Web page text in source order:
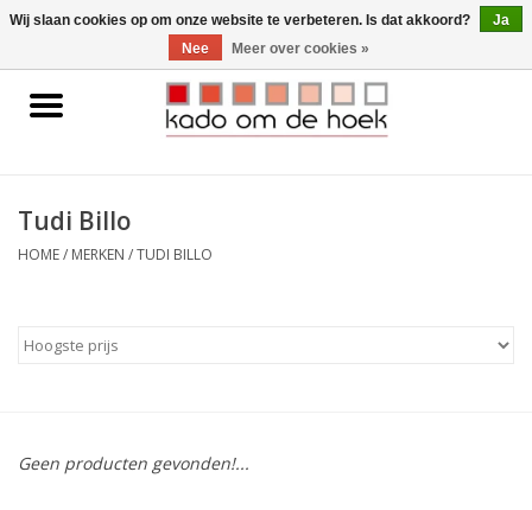
0 Artikelen - €0,00
Home
Gadgets
Tudi Billo
HOME/ MERKEN /TUDI BILLO
Geen producten gevonden!...
Wij slaan cookies op om onze website te verbeteren. Is dat akkoord?
Ja
Nee
Meer over cookies »